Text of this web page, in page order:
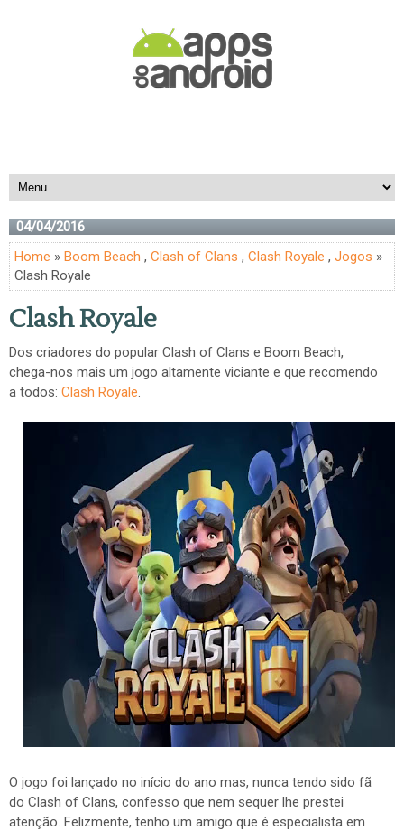
04/04/2016
Home » Boom Beach , Clash of Clans , Clash Royale , Jogos »
Clash Royale
Clash Royale
Dos criadores do popular Clash of Clans e Boom Beach,
chega-nos mais um jogo altamente viciante e que recomendo
a todos: Clash Royale.
O jogo foi lançado no início do ano mas, nunca tendo sido fã
do Clash of Clans, confesso que nem sequer lhe prestei
atenção. Felizmente, tenho um amigo que é especialista em